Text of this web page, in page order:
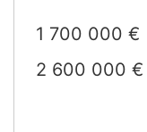
1 700 000 €
2 600 000 €